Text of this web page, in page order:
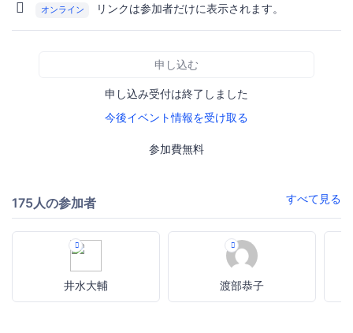
オンライン リンクは参加者だけに表示されます。
申し込む
申し込み受付は終了しました
今後イベント情報を受け取る
参加費無料
175人の参加者 すべて見る
井水大輔 渡部恭子